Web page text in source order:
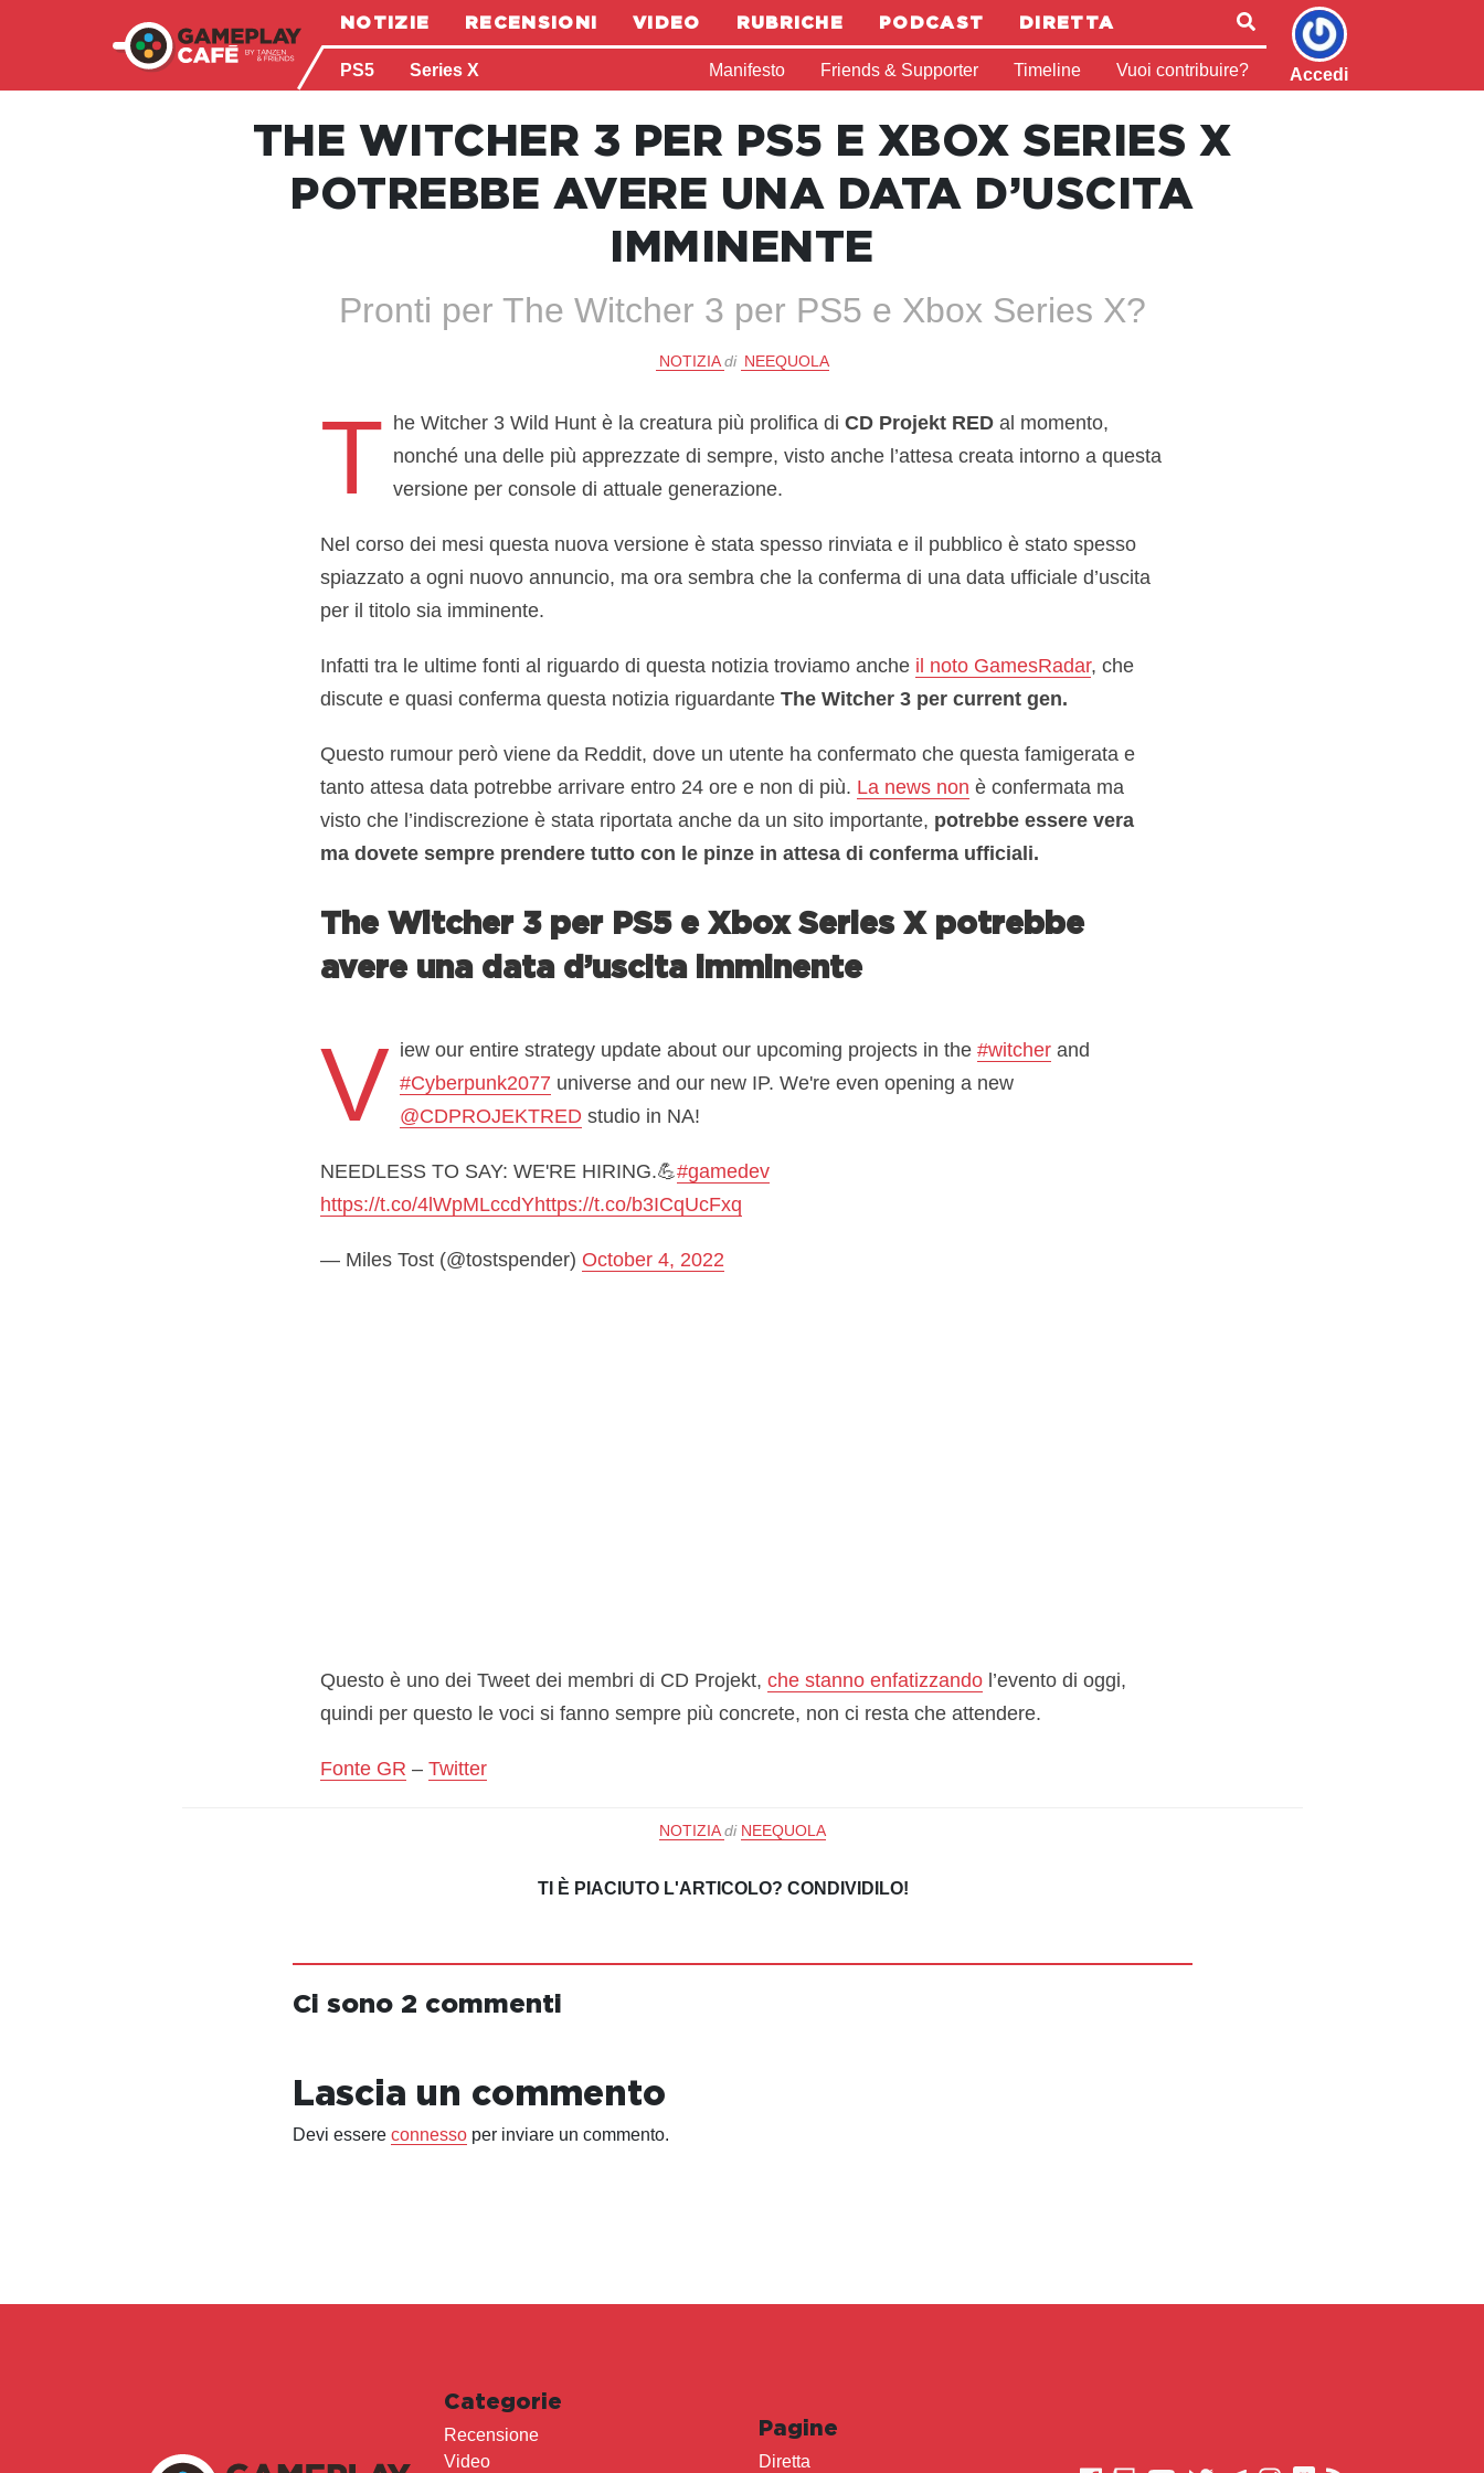
NOTIZIE RECENSIONI VIDEO RUBRICHE PODCAST DIRETTA
PS5 Series X Manifesto Friends & Supporter Timeline Vuoi contribuire? Accedi
THE WITCHER 3 PER PS5 E XBOX SERIES X
POTREBBE AVERE UNA DATA D’USCITA
IMMINENTE
Pronti per The Witcher 3 per PS5 e Xbox Series X?
NOTIZIA di NEEQUOLA
T he Witcher 3 Wild Hunt è la creatura più prolifica di CD Projekt RED al momento,
nonché una delle più apprezzate di sempre, visto anche l’attesa creata intorno a questa
versione per console di attuale generazione.
Nel corso dei mesi questa nuova versione è stata spesso rinviata e il pubblico è stato spesso
spiazzato a ogni nuovo annuncio, ma ora sembra che la conferma di una data ufficiale d’uscita
per il titolo sia imminente.
Infatti tra le ultime fonti al riguardo di questa notizia troviamo anche il noto GamesRadar, che
discute e quasi conferma questa notizia riguardante The Witcher 3 per current gen.
Questo rumour però viene da Reddit, dove un utente ha confermato che questa famigerata e
tanto attesa data potrebbe arrivare entro 24 ore e non di più. La news non è confermata ma
visto che l’indiscrezione è stata riportata anche da un sito importante, potrebbe essere vera
ma dovete sempre prendere tutto con le pinze in attesa di conferma ufficiali.
The Witcher 3 per PS5 e Xbox Series X potrebbe
avere una data d’uscita imminente
V iew our entire strategy update about our upcoming projects in the #witcherand
#Cyberpunk2077 universe and our new IP. We're even opening a new
@CDPROJEKTRED studio in NA!
NEEDLESS TO SAY: WE'RE HIRING.💪#gamedev
https://t.co/4lWpMLccdYhttps://t.co/b3ICqUcFxq
— Miles Tost (@tostspender) October 4, 2022
Questo è uno dei Tweet dei membri di CD Projekt, che stanno enfatizzandol’evento di oggi,
quindi per questo le voci si fanno sempre più concrete, non ci resta che attendere.
Fonte GR – Twitter
NOTIZIA di NEEQUOLA
TI È PIACIUTO L'ARTICOLO? CONDIVIDILO!
Ci sono 2 commenti
Lascia un commento
Devi essere connessoper inviare un commento.
Categorie
Recensione
Video
Pagine
Diretta